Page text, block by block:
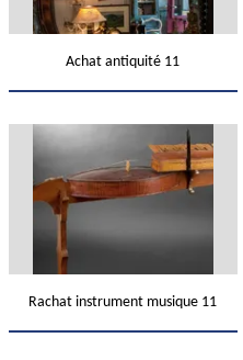
Achat antiquité 11
Rachat instrument musique 11